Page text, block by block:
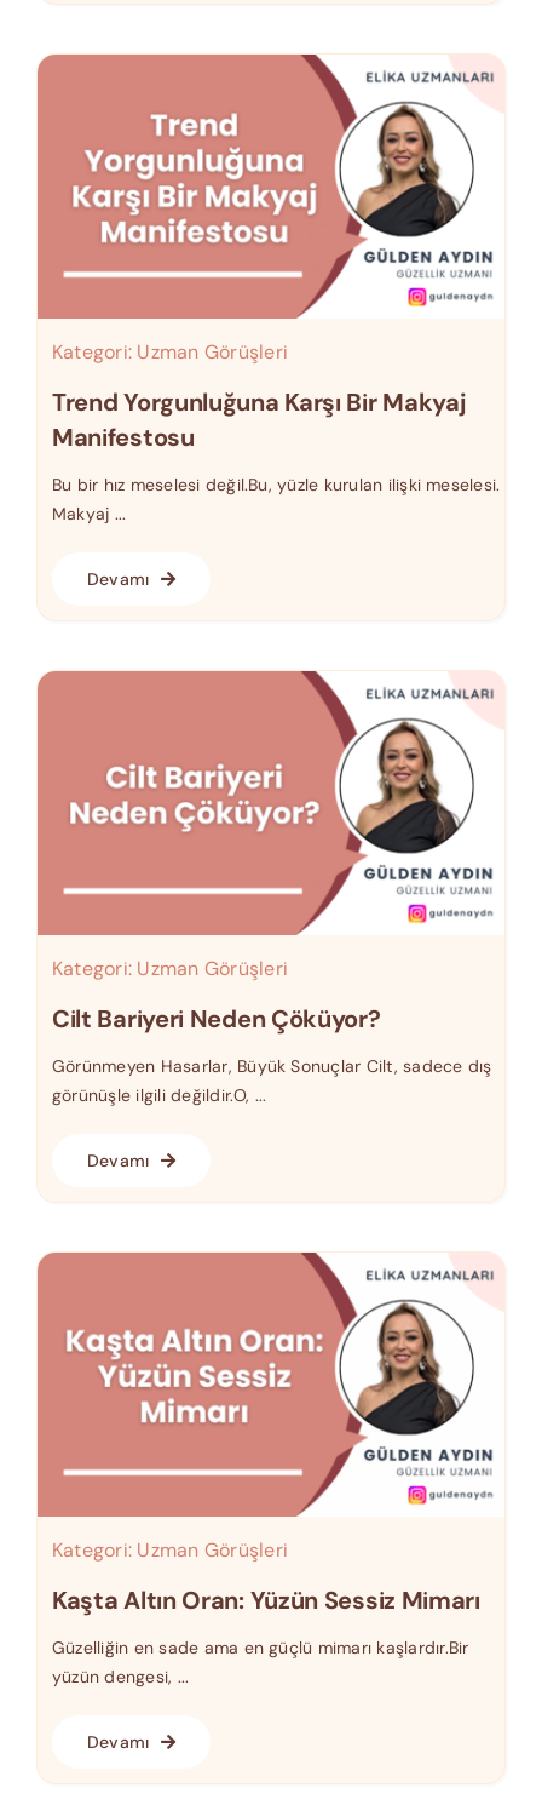
Kategori: Uzman Görüşleri
Trend Yorgunluğuna Karşı Bir Makyaj
Manifestosu
Bu bir hız meselesi değil.Bu, yüzle kurulan ilişki meselesi.
Makyaj ...
Devamı
Kategori: Uzman Görüşleri
Cilt Bariyeri Neden Çöküyor?
Görünmeyen Hasarlar, Büyük Sonuçlar Cilt, sadece dış
görünüşle ilgili değildir.O, ...
Devamı
Kategori: Uzman Görüşleri
Kaşta Altın Oran: Yüzün Sessiz Mimarı
Güzelliğin en sade ama en güçlü mimarı kaşlardır.Bir
yüzün dengesi, ...
Devamı